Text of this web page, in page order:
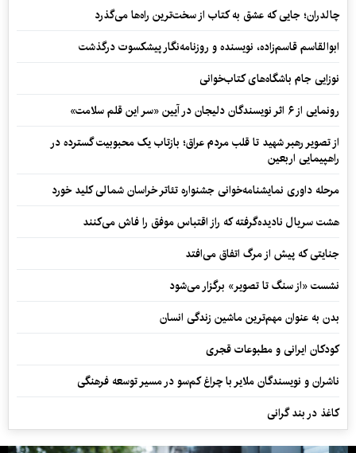
چالدران؛ جایی که عشق به کتاب از سخت‌ترین راه‌ها می‌گذرد
ابوالقاسم قاسم‌زاده، نویسنده و روزنامه‌نگار پیشکسوت درگذشت
نوزایی جام باشگاه‌های کتاب‌خوانی
رونمایی از ۶ اثر نویسندگان دلیجان در آیین «سر این قلم سلامت»
از تصویر رهبر شهید تا قلب مردم عراق؛ بازتاب یک محبوبیت گسترده در
راهپیمایی اربعین
مرحله داوری نمایشنامه‌خوانی جشنواره تئاتر خراسان شمالی کلید خورد
هشت سریال نادیده‌گرفته که راز اقتباس موفق را فاش می‌کنند
جنایتی که پیش از مرگ اتفاق می‌افتد
نشست «از سنگ تا تصویر» برگزار می‌شود
بدن به عنوان مهم‌ترین ماشین زندگی انسان
کودکان ایرانی و مطبوعات قجری
ناشران و نویسندگان ملایر با چراغ کم‌سو در مسیر توسعه فرهنگی
کاغذ در بند گرانی